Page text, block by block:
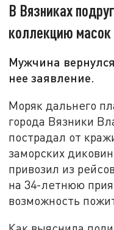
В Вязниках
коллекцию масок
Мужчина
нее заявление.
Моряк дальнего
города Вязники
пострадал от
заморских
привозил из
на 34-летнюю
возможность